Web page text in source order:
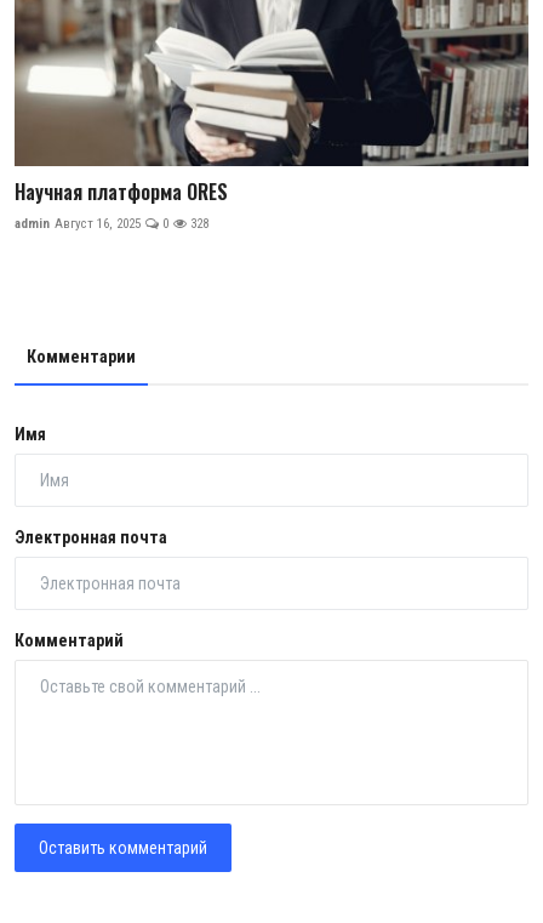
Научная платформа ORES
admin Август 16, 2025 0 328
Комментарии
Имя
Электронная почта
Комментарий
Оставить комментарий